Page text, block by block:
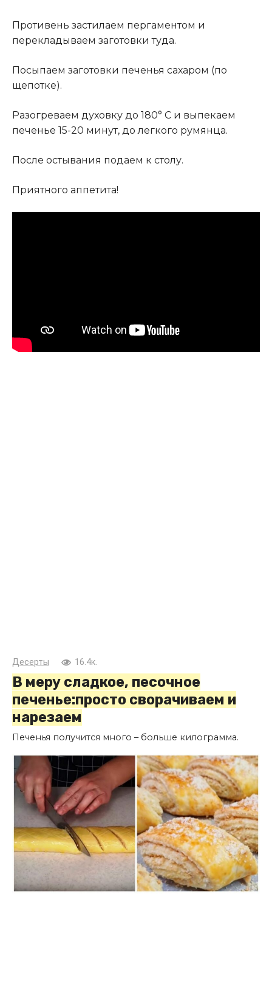
Противень застилаем пергаментом и
перекладываем заготовки туда.
Посыпаем заготовки печенья сахаром (по
щепотке).
Разогреваем духовку до 180° C и выпекаем
печенье 15-20 минут, до легкого румянца.
После остывания подаем к столу.
Приятного аппетита!
Десерты 16.4к.
В меру сладкое, песочное
печенье:просто сворачиваем и
нарезаем
Печенья получится много – больше килограмма.